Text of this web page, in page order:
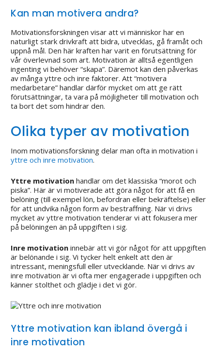
Kan man motivera andra?
Motivationsforskningen visar att vi människor har en
naturligt stark drivkraft att bidra, utvecklas, gå framåt och
uppnå mål. Den här kraften har varit en förutsättning för
vår överlevnad som art. Motivation är alltså egentligen
ingenting vi behöver “skapa”. Däremot kan den påverkas
av många yttre och inre faktorer. Att “motivera
medarbetare” handlar därför mycket om att ge rätt
förutsättningar, ta vara på möjligheter till motivation och
ta bort det som hindrar den.
Olika typer av motivation
Inom motivationsforskning delar man ofta in motivation i
yttre och inre motivation.
Yttre motivation handlar om det klassiska “morot och
piska”. Här är vi motiverade att göra något för att få en
belöning (till exempel lön, befordran eller bekräftelse) eller
för att undvika någon form av bestraffning. När vi drivs
mycket av yttre motivation tenderar vi att fokusera mer
på belöningen än på uppgiften i sig.
Inre motivation innebär att vi gör något för att uppgiften
är belönande i sig. Vi tycker helt enkelt att den är
intressant, meningsfull eller utvecklande. När vi drivs av
inre motivation är vi ofta mer engagerade i uppgiften och
känner stolthet och glädje i det vi gör.
Yttre motivation kan ibland övergå i
inre motivation